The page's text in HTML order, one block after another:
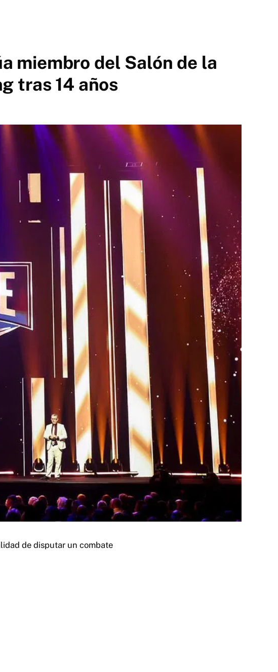
miembro del Salón de la
tras 14 años
de disputar un combate